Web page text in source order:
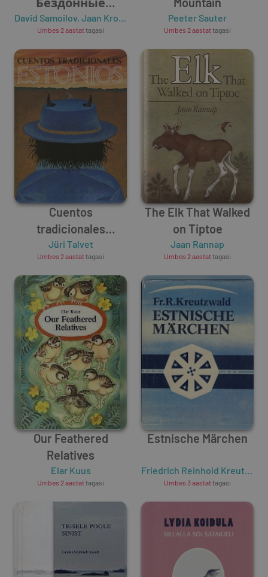
мгновения
David Samoilov, Jaan Kross
Umbes 2 aastattagasi
Peeter Sauter
Umbes 2 aastattagasi
Cuentos
tradicionales
Estonios
Jüri Talvet
Umbes 2 aastattagasi
The Elk That Walked
on Tiptoe
Jaan Rannap
Umbes 2 aastattagasi
Our Feathered
Relatives
Elar Kuus
Umbes 2 aastattagasi
Estnische Märchen
Umbes 3 aastattagasi